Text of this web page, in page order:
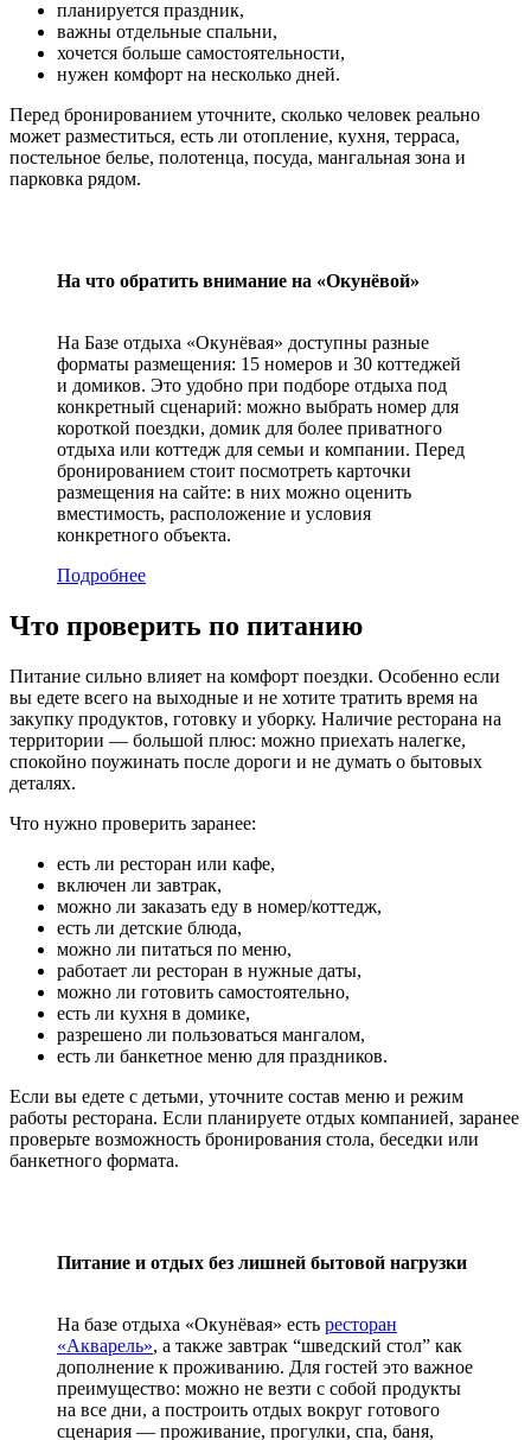
Забронировать
Главная
Проживание
Акции
планируется праздник,
важны отдельные спальни,
хочется больше самостоятельности,
нужен комфорт на несколько дней.
Перед бронированием уточните, сколько человек реально
может разместиться, есть ли отопление, кухня, терраса,
постельное белье, полотенца, посуда, мангальная зона и
парковка рядом.
На что обратить внимание на «Окунёвой»
На Базе отдыха «Окунёвая» доступны разные
форматы размещения: 15 номеров и 30 коттеджей
и домиков. Это удобно при подборе отдыха под
конкретный сценарий: можно выбрать номер для
короткой поездки, домик для более приватного
отдыха или коттедж для семьи и компании. Перед
бронированием стоит посмотреть карточки
размещения на сайте: в них можно оценить
вместимость, расположение и условия
конкретного объекта.
Подробнее
Что проверить по питанию
Питание сильно влияет на комфорт поездки. Особенно если
вы едете всего на выходные и не хотите тратить время на
закупку продуктов, готовку и уборку. Наличие ресторана на
территории — большой плюс: можно приехать налегке,
спокойно поужинать после дороги и не думать о бытовых
деталях.
Что нужно проверить заранее:
есть ли ресторан или кафе,
включен ли завтрак,
можно ли заказать еду в номер/коттедж,
есть ли детские блюда,
можно ли питаться по меню,
работает ли ресторан в нужные даты,
можно ли готовить самостоятельно,
есть ли кухня в домике,
разрешено ли пользоваться мангалом,
есть ли банкетное меню для праздников.
Если вы едете с детьми, уточните состав меню и режим
работы ресторана. Если планируете отдых компанией, заранее
проверьте возможность бронирования стола, беседки или
банкетного формата.
Питание и отдых без лишней бытовой нагрузки
На базе отдыха «Окунёвая» есть ресторан
«Акварель», а также завтрак “шведский стол” как
дополнение к проживанию. Для гостей это важное
преимущество: можно не везти с собой продукты
на все дни, а построить отдых вокруг готового
сценария — проживание, прогулки, спа, баня,